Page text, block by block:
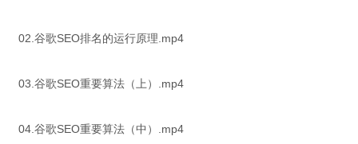
02.谷歌SEO排名的运行原理.mp4
03.谷歌SEO重要算法（上）.mp4
04.谷歌SEO重要算法（中）.mp4